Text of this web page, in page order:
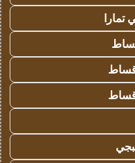
تمارا